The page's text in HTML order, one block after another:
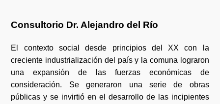
Consultorio Dr. Alejandro del Río
El contexto social desde principios del XX con la
creciente industrialización del país y la comuna lograron
una expansión de las fuerzas económicas de
consideración. Se generaron una serie de obras
públicas y se invirtió en el desarrollo de las incipientes